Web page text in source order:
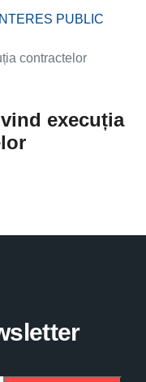
PUBLIC
contractelor
execuția